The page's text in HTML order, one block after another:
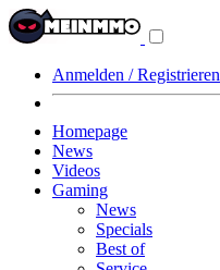
Anmelden / Registrieren
Homepage
News
Videos
Gaming
News
Specials
Best of